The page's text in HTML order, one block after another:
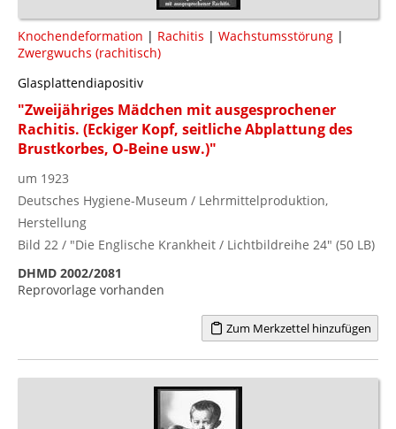
Knochendeformation | Rachitis | Wachstumsstörung |
Zwergwuchs (rachitisch)
Glasplattendiapositiv
"Zweijähriges Mädchen mit ausgesprochener
Rachitis. (Eckiger Kopf, seitliche Abplattung des
Brustkorbes, O-Beine usw.)"
um 1923
Deutsches Hygiene-Museum / Lehrmittelproduktion,
Herstellung
Bild 22 / "Die Englische Krankheit / Lichtbildreihe 24" (50 LB)
DHMD 2002/2081
Reprovorlage vorhanden
Zum Merkzettel hinzufügen